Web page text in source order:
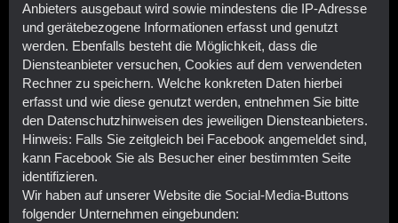
Anbieters ausgebaut wird sowie mindestens die IP-Adresse
und gerätebezogene Informationen erfasst und genutzt
werden. Ebenfalls besteht die Möglichkeit, dass die
Diensteanbieter versuchen, Cookies auf dem verwendeten
Rechner zu speichern. Welche konkreten Daten hierbei
erfasst und wie diese genutzt werden, entnehmen Sie bitte
den Datenschutzhinweisen des jeweiligen Diensteanbieters.
Hinweis: Falls Sie zeitgleich bei Facebook angemeldet sind,
kann Facebook Sie als Besucher einer bestimmten Seite
identifizieren.
Wir haben auf unserer Website die Social-Media-Buttons
folgender Unternehmen eingebunden: